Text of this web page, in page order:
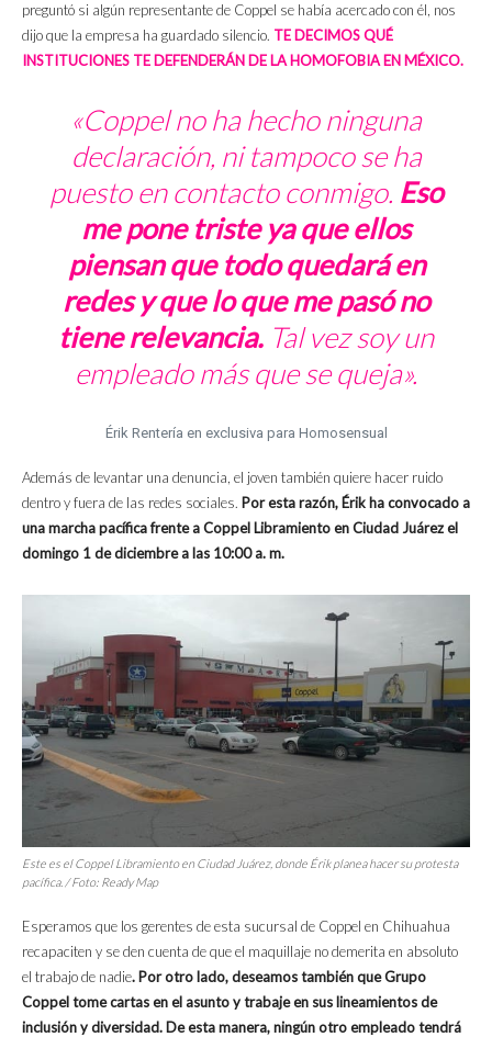
preguntó si algún representante de Coppel se había acercado con él, nos
dijo que la empresa ha guardado silencio. TE DECIMOS QUÉ
INSTITUCIONES TE DEFENDERÁN DE LA HOMOFOBIA EN MÉXICO.
«Coppel no ha hecho ninguna
declaración, ni tampoco se ha
puesto en contacto conmigo. Eso
me pone triste ya que ellos
piensan que todo quedará en
redes y que lo que me pasó no
tiene relevancia. Tal vez soy un
empleado más que se queja».
Érik Rentería en exclusiva para Homosensual
Además de levantar una denuncia, el joven también quiere hacer ruido
dentro y fuera de las redes sociales. Por esta razón, Érik ha convocado a
una marcha pacífica frente a Coppel Libramiento en Ciudad Juárez el
domingo 1 de diciembre a las 10:00 a. m.
Este es el Coppel Libramiento en Ciudad Juárez, donde Érik planea hacer su protesta
pacífica. / Foto: Ready Map
Esperamos que los gerentes de esta sucursal de Coppel en Chihuahua
recapaciten y se den cuenta de que el maquillaje no demerita en absoluto
el trabajo de nadie. Por otro lado, deseamos también que Grupo
Coppel tome cartas en el asunto y trabaje en sus lineamientos de
inclusión y diversidad. De esta manera, ningún otro empleado tendrá